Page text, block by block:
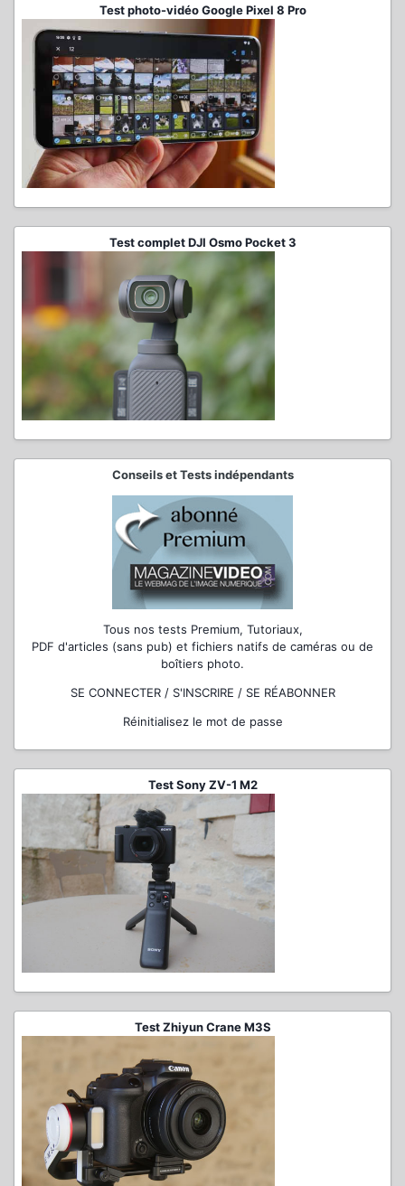
Test photo-vidéo Google Pixel 8 Pro
Test complet DJI Osmo Pocket 3
Conseils et Tests indépendants
Tous nos tests Premium, Tutoriaux,
PDF d'articles (sans pub) et fichiers natifs de caméras ou de
boîtiers photo.
SE CONNECTER / S'INSCRIRE / SE RÉABONNER
Réinitialisez le mot de passe
Test Sony ZV-1 M2
Test Zhiyun Crane M3S